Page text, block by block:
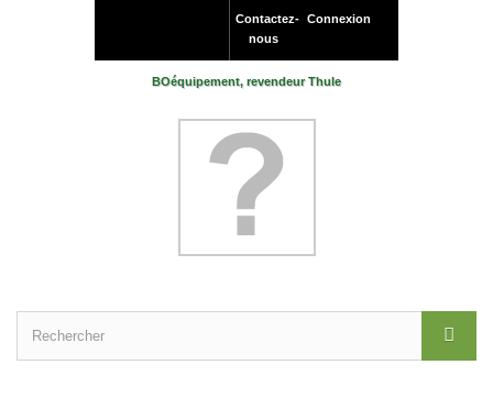
Connexion
Contactez-
nous
BOéquipement, revendeur Thule